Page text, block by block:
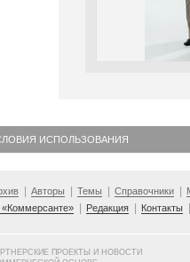
ИСПОЛЬЗОВАНИЯ
Авторы Темы Справочники
Редакция Контакты
ПРОЕКТЫ И НОВОСТИ